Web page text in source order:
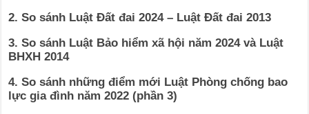
2. So sánh Luật Đất đai 2024 – Luật Đất đai 2013
3. So sánh Luật Bảo hiểm xã hội năm 2024 và Luật
BHXH 2014
4. So sánh những điểm mới Luật Phòng chống bao
lực gia đình năm 2022 (phần 3)